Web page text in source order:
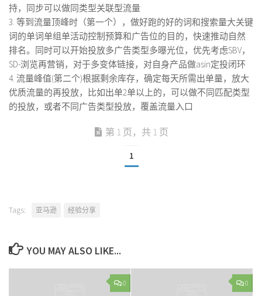
持，同步可以做同类型关联型流量
3. 等到流量顶峰时（第一个），做好跑的好的词和搜索量大关键
词的单词单组单活动控制预算和广告位的目的，快速推动自然
排名。同时可以开始投放多广告类型多曝光位，优先考虑SBV，
SD-浏览再营销，对于多变体链接，对自身产品做asin定投闭环
4. 流量峰值(第二个)根据剩余库存，确定每天所需出单量，放大
优质流量的再投放，比如出单2单以上的，可以做不同匹配类型
的投放，或者不同广告类型投放，覆盖流量入口
第 1 页，共 1 页
1
Tags: 亚马逊 经验分享
YOU MAY ALSO LIKE...
0 0